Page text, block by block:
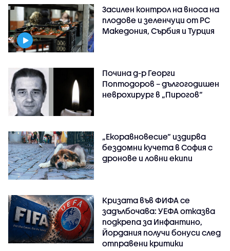
Засилен контрол на вноса на
плодове и зеленчуци от РС
Македония, Сърбия и Турция
Почина д-р Георги
Поптодоров – дългогодишен
неврохирург в „Пирогов“
„Екоравновесие“ издирва
бездомни кучета в София с
дронове и ловни екипи
Кризата във ФИФА се
задълбочава: УЕФА отказва
подкрепа за Инфантино,
Йордания получи бонуси след
отправени критики